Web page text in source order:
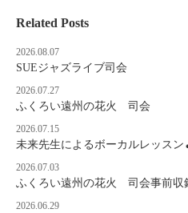
Related Posts
2026.08.07
SUEジャズライブ司会
2026.07.27
ふくろい遠州の花火 司会
2026.07.15
未来先生によるボーカルレッスン
2026.07.03
ふくろい遠州の花火 司会事前収
2026.06.29